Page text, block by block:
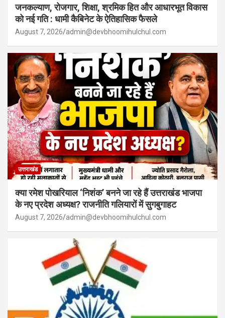
जनकल्याण, रोजगार, शिक्षा, श्रमिक हित और आधारभूत विकास
को नई गति : धामी कैबिनेट के ऐतिहासिक फैसले
August 7, 2026 admin@devbhoomihulchul.com
उत्तराखंड
क्या रमेश पोखरियाल ‘निशंक’ बनने जा रहे हैं उत्तराखंड भाजपा
के नए प्रदेश अध्यक्ष? राजनीति गलियारों में सुगबुगाहट
August 7, 2026 admin@devbhoomihulchul.com